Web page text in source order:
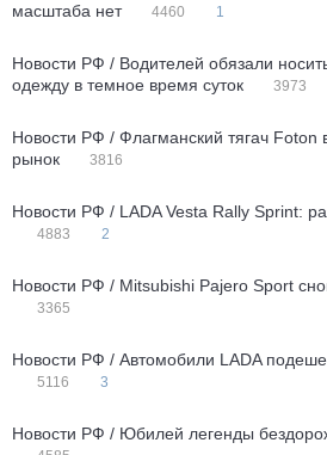
масштаба нет
4460 1
Новости РФ / Водителей обязали
одежду в темное время суток
3973
Новости РФ / Флагманский тягач Foton
рынок
3816
Новости РФ / LADA Vesta Rally Sprint:
4883 2
Новости РФ / Mitsubishi Pajero Sport
3365
Новости РФ / Автомобили LADA
5116 3
Новости РФ / Юбилей легенды